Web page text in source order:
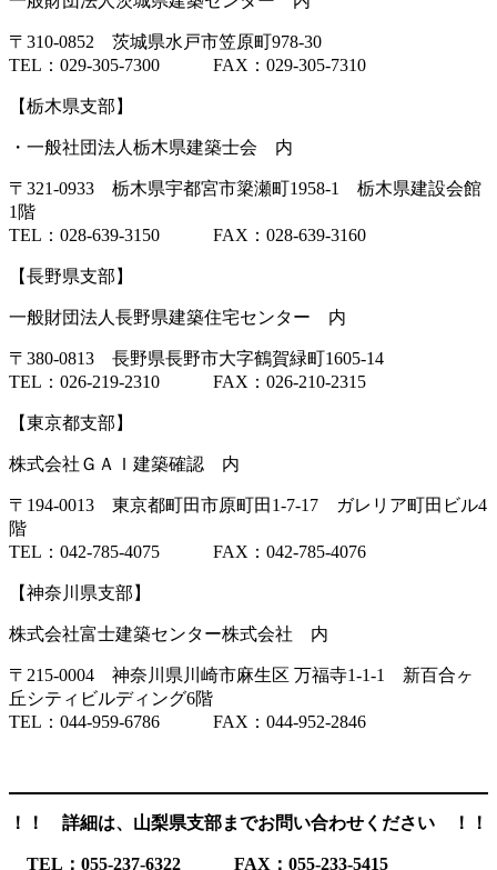
〒310-0852 茨城県水戸市笠原町978-30
TEL：029-305-7300 FAX：029-305-7310
【栃木県支部】
・一般社団法人栃木県建築士会 内
〒321-0933 栃木県宇都宮市簗瀬町1958-1 栃木県建設会館
1階
TEL：028-639-3150 FAX：028-639-3160
【長野県支部】
一般財団法人長野県建築住宅センター 内
〒380-0813 長野県長野市大字鶴賀緑町1605-14
TEL：026-219-2310 FAX：026-210-2315
【東京都支部】
株式会社ＧＡＩ建築確認 内
〒194-0013 東京都町田市原町田1-7-17 ガレリア町田ビル4
階
TEL：042-785-4075 FAX：042-785-4076
【神奈川県支部】
株式会社富士建築センター株式会社 内
〒215-0004 神奈川県川崎市麻生区 万福寺1-1-1 新百合ヶ
丘シティビルディング6階
TEL：044-959-6786 FAX：044-952-2846
！！ 詳細は、山梨県支部までお問い合わせください ！！
TEL：055-237-6322 FAX：055-233-5415